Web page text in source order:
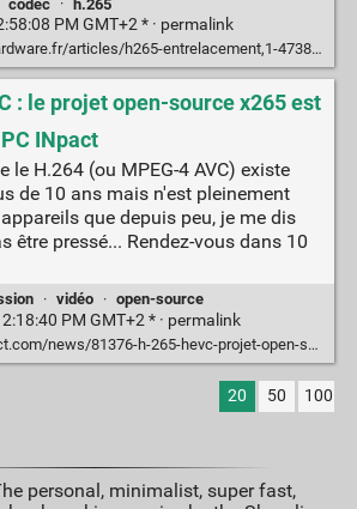
codec · h.265
PM GMT+2 * · permalink
articles/h265-entrelacement,1-47387.html
: le projet open-source x265 est
INpact
le H.264 (ou MPEG-4 AVC) existe
de 10 ans mais n'est pleinement
que depuis peu, je me dis
être pressé... Rendez-vous dans 10
· vidéo · open-source
PM GMT+2 * · permalink
81376-h-265-hevc-projet-open-source-x265-est-deja-en-place.htm
20 50 100
personal, minimalist, super fast,